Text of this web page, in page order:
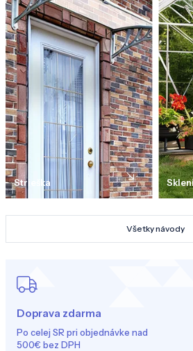
Doprava zdarma
Po celej SR pri objednávke nad
500€ bez DPH
Strieška
Všetky návody